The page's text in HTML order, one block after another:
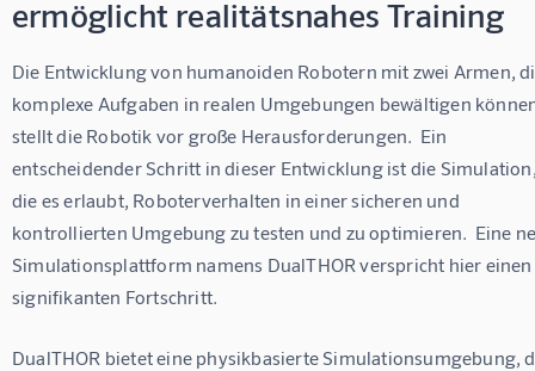
ermöglicht realitätsnahes Training
Die Entwicklung von humanoiden Robotern mit zwei Armen,
komplexe Aufgaben in realen Umgebungen bewältigen
stellt die Robotik vor große Herausforderungen.  Ein
entscheidender Schritt in dieser Entwicklung ist die
die es erlaubt, Roboterverhalten in einer sicheren und
kontrollierten Umgebung zu testen und zu optimieren.  Eine
Simulationsplattform namens DualTHOR verspricht hier einen
signifikanten Fortschritt.
DualTHOR bietet eine physikbasierte Simulationsumgebung,